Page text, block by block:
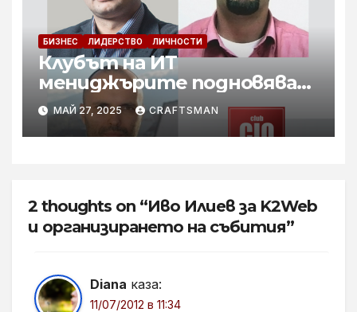
БИЗНЕС ЛИДЕРСТВО ЛИЧНОСТИ
Клубът на ИТ
мениджърите подновява
дейността си
МАЙ 27, 2025 CRAFTSMAN
2 thoughts on “Иво Илиев за K2Web
и организирането на събития”
Diana каза:
11/07/2012 в 11:34